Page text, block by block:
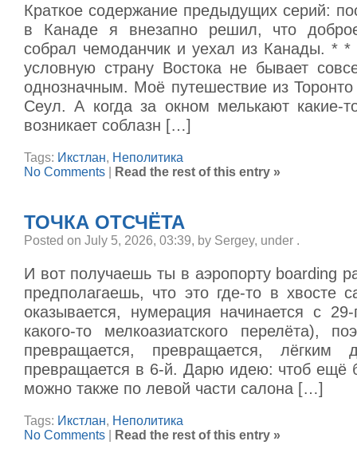
Краткое содержание предыдущих серий:
в Канаде я внезапно решил, что
собрал чемоданчик и уехал из Канады. *
условную страну Востока не бывает
однозначным. Моё путешествие из Торонто
Сеул. А когда за окном мелькают какие-
возникает соблазн […]
Tags: Икстлан, Неполитика
No Comments
Read the rest of this entry »
ТОЧКА ОТСЧЁТА
Posted on July 5, 2026, 03:39, by Sergey, under .
И вот получаешь ты в аэропорту boarding
предполагаешь, что это где-то в хвосте
оказывается, нумерация начинается с
какого-то мелкоазиатского перелёта),
превращается, превращается, лёгким
превращается в 6-й. Дарю идею: чтоб ещё
можно также по левой части салона […]
Tags: Икстлан, Неполитика
No Comments
Read the rest of this entry »